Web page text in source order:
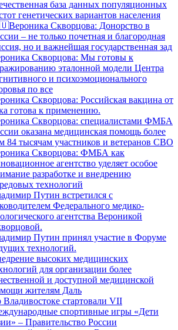
база данных популяционных
генетических вариантов населения
Скворцова: Донорство в
– не только почетная и благородная
но и важнейшая государственная зад
Скворцова: Мы готовы к
эталонной модели Центра
и психоэмоционального
по все
Скворцова: Российская вакцина от
готова к применению.
Скворцова: специалистами ФМБА
оказана медицинская помощь более
84 тысячам участников и ветеранов СВО
Скворцова: ФМБА как
агентство уделяет особое
разработке и внедрению
технологий
Путин встретился с
Федерального медико-
агентства Вероникой
Путин принял участие в Форуме
технологий.
высоких медицинских
для организации более
и доступной медицинской
жителям Даль
Владивостоке стартовали VII
спортивные игры «Дети
– Правительство России